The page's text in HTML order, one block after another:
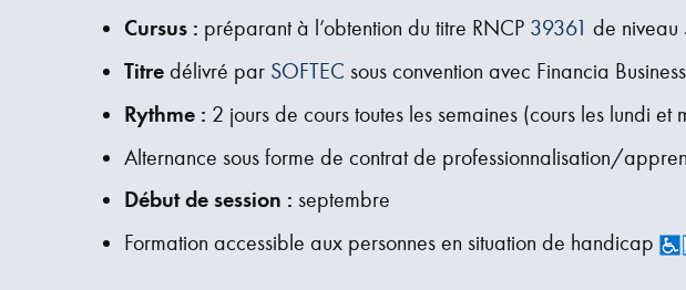
Cursus : préparant à l’obtention du titre RNCP 39361 de niveau
Titre délivré par SOFTEC sous convention avec Financia
Rythme : 2 jours de cours toutes les semaines (cours les lundi
Alternance sous forme de contrat de professionnalisation/
Début de session : septembre
Formation accessible aux personnes en situation de handicap